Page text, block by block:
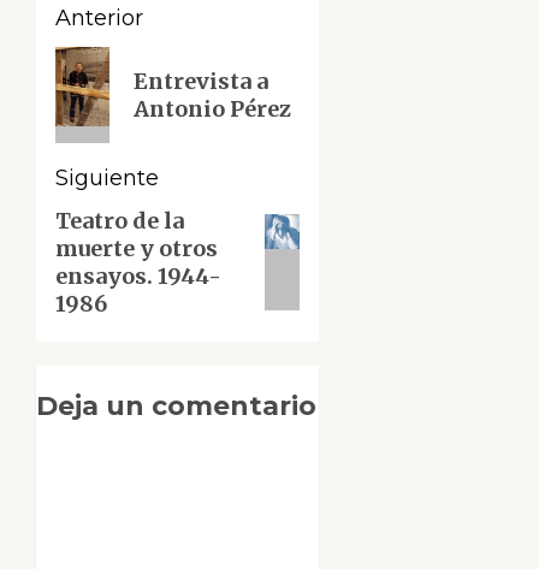
Navegación
de
entradas
Anterior
Entrada
anterior:
Entrevista a
Antonio Pérez
Siguiente
Siguiente
entrada:
Teatro de la
muerte y otros
ensayos. 1944-
1986
Deja un comentario